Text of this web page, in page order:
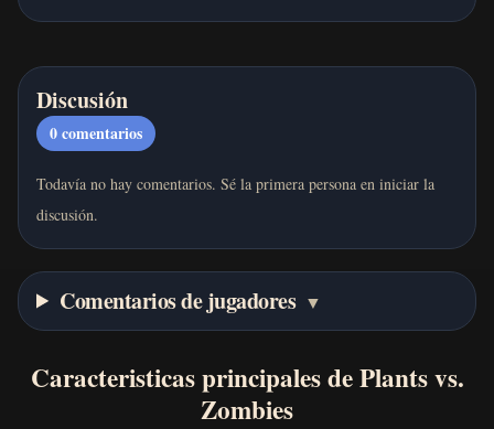
Discusión
0comentarios
Todavía no hay comentarios. Sé la primera persona en iniciar la
discusión.
Comentarios de jugadores ▼
Caracteristicas principales de Plants vs.
Zombies